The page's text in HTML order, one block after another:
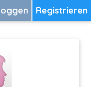
Registrieren